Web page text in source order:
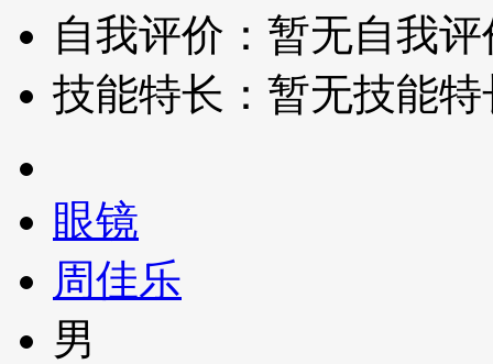
自我评价：暂无自我评
技能特长：暂无技能特
眼镜
周佳乐
男